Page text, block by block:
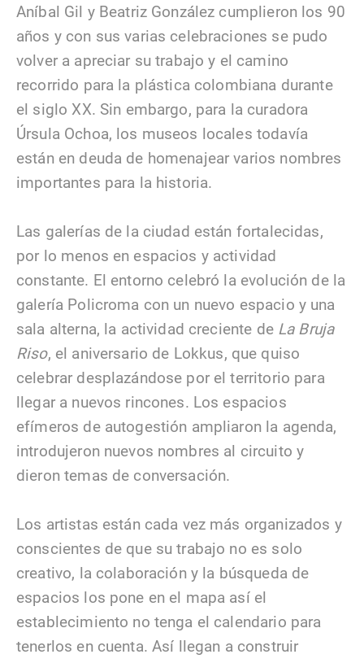
Aníbal Gil y Beatriz González cumplieron los 90
años y con sus varias celebraciones se pudo
volver a apreciar su trabajo y el camino
recorrido para la plástica colombiana durante
el siglo XX. Sin embargo, para la curadora
Úrsula Ochoa, los museos locales todavía
están en deuda de homenajear varios nombres
importantes para la historia.
Las galerías de la ciudad están fortalecidas,
por lo menos en espacios y actividad
constante. El entorno celebró la evolución de la
galería Policroma con un nuevo espacio y una
sala alterna, la actividad creciente de La Bruja
Riso, el aniversario de Lokkus, que quiso
celebrar desplazándose por el territorio para
llegar a nuevos rincones. Los espacios
efímeros de autogestión ampliaron la agenda,
introdujeron nuevos nombres al circuito y
dieron temas de conversación.
Los artistas están cada vez más organizados y
conscientes de que su trabajo no es solo
creativo, la colaboración y la búsqueda de
espacios los pone en el mapa así el
establecimiento no tenga el calendario para
tenerlos en cuenta. Así llegan a construir